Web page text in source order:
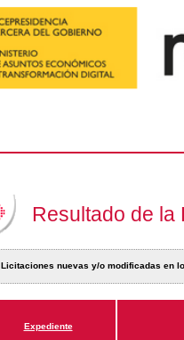
Resultado de la
Licitaciones nuevas y/o modificadas en
Expediente